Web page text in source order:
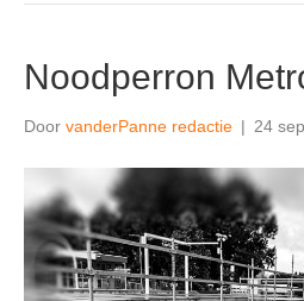
Noodperron
Door vanderPanne redactie | 24